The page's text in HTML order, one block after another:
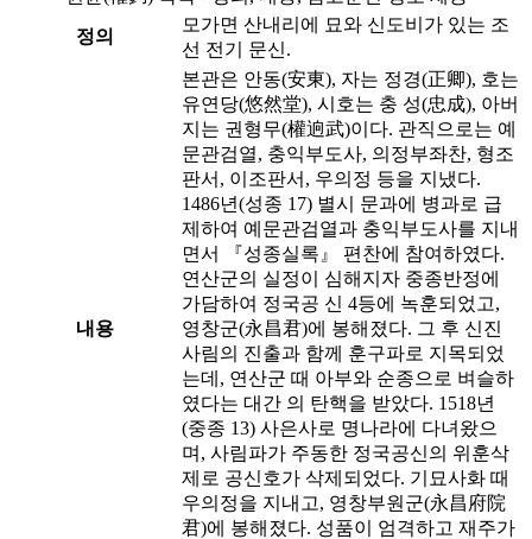
정의
모가면 산내리에 묘와 신도비가 있는 조
선 전기 문신.
내용
본관은 안동(安東), 자는 정경(正卿), 호는
유연당(悠然堂), 시호는 충 성(忠成), 아버
지는 권형무(權逈武)이다. 관직으로는 예
문관검열, 충익부도사, 의정부좌찬, 형조
판서, 이조판서, 우의정 등을 지냈다.
1486년(성종 17) 별시 문과에 병과로 급
제하여 예문관검열과 충익부도사를 지내
면서 『성종실록』 편찬에 참여하였다.
연산군의 실정이 심해지자 중종반정에
가담하여 정국공 신 4등에 녹훈되었고,
영창군(永昌君)에 봉해졌다. 그 후 신진
사림의 진출과 함께 훈구파로 지목되었
는데, 연산군 때 아부와 순종으로 벼슬하
였다는 대간 의 탄핵을 받았다. 1518년
(중종 13) 사은사로 명나라에 다녀왔으
며, 사림파가 주동한 정국공신의 위훈삭
제로 공신호가 삭제되었다. 기묘사화 때
우의정을 지내고, 영창부원군(永昌府院
君)에 봉해졌다. 성품이 엄격하고 재주가